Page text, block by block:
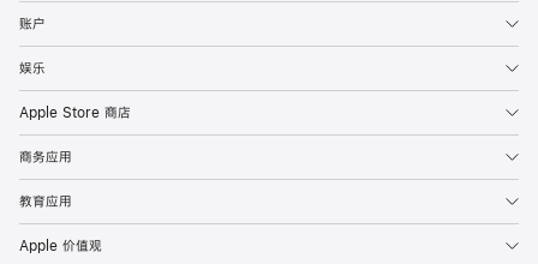
账户
娱乐
Apple Store 商店
商务应用
教育应用
Apple 价值观